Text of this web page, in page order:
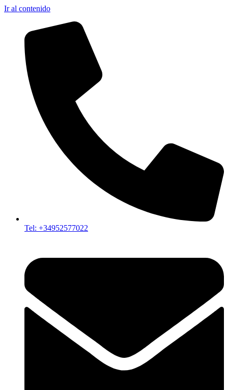
Ir al contenido
Tel: +34952577022